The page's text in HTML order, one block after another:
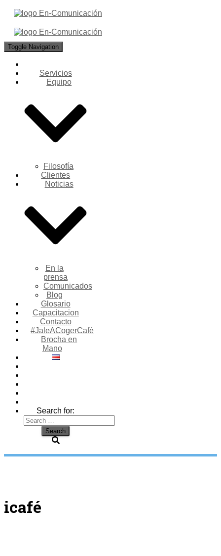
Toggle Navigation
Servicios
Equipo
Filosofía
Clientes
Noticias
En la
prensa
Comunicados
Blog
Glosario
Capacitacion
Contacto
#JaleACogerCafé
Brocha en
Mano
Search for:
icafé